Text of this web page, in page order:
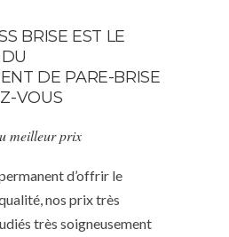
BRISE EST LE
DE PARE-BRISE
VOUS
meilleur prix
d’offrir le
nos prix très
très soigneusement